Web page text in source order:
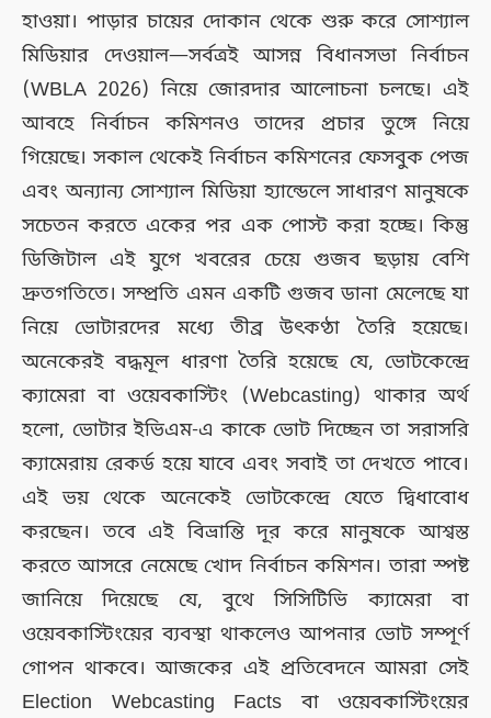
হাওয়া। পাড়ার চায়ের দোকান থেকে শুরু করে সোশ্যাল
মিডিয়ার দেওয়াল—সর্বত্রই আসন্ন বিধানসভা নির্বাচন
(WBLA 2026) নিয়ে জোরদার আলোচনা চলছে। এই
আবহে নির্বাচন কমিশনও তাদের প্রচার তুঙ্গে নিয়ে
গিয়েছে। সকাল থেকেই নির্বাচন কমিশনের ফেসবুক পেজ
এবং অন্যান্য সোশ্যাল মিডিয়া হ্যান্ডেলে সাধারণ মানুষকে
সচেতন করতে একের পর এক পোস্ট করা হচ্ছে। কিন্তু
ডিজিটাল এই যুগে খবরের চেয়ে গুজব ছড়ায় বেশি
দ্রুতগতিতে। সম্প্রতি এমন একটি গুজব ডানা মেলেছে যা
নিয়ে ভোটারদের মধ্যে তীব্র উৎকণ্ঠা তৈরি হয়েছে।
অনেকেরই বদ্ধমূল ধারণা তৈরি হয়েছে যে, ভোটকেন্দ্রে
ক্যামেরা বা ওয়েবকাস্টিং (Webcasting) থাকার অর্থ
হলো, ভোটার ইভিএম-এ কাকে ভোট দিচ্ছেন তা সরাসরি
ক্যামেরায় রেকর্ড হয়ে যাবে এবং সবাই তা দেখতে পাবে।
এই ভয় থেকে অনেকেই ভোটকেন্দ্রে যেতে দ্বিধাবোধ
করছেন। তবে এই বিভ্রান্তি দূর করে মানুষকে আশ্বস্ত
করতে আসরে নেমেছে খোদ নির্বাচন কমিশন। তারা স্পষ্ট
জানিয়ে দিয়েছে যে, বুথে সিসিটিভি ক্যামেরা বা
ওয়েবকাস্টিংয়ের ব্যবস্থা থাকলেও আপনার ভোট সম্পূর্ণ
গোপন থাকবে। আজকের এই প্রতিবেদনে আমরা সেই
Election Webcasting Facts বা ওয়েবকাস্টিংয়ের